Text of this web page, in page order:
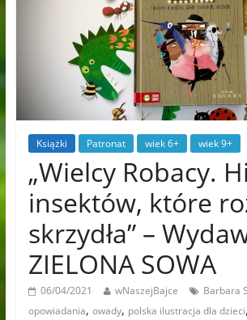
Książki Patronat wiek 6+ wiek 9+
„Wielcy Robacy.
insektów, które
skrzydła” –
ZIELONA SOWA
06/04/2021 wNaszejBajce Barbara
opowiadania, owady, polska ilustracja dla dzieci,